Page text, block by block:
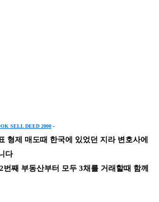
SELL DEED 2000 -
형제 매도때 한국에 있었던 지라 변호사에
다
번째 부동산부터 모두 3채를 거래할때 함께